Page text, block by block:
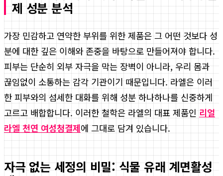
제 성분 분석
가장 민감하고 연약한 부위를 위한 제품은 그 어떤 것보다 성
분에 대한 깊은 이해와 존중을 바탕으로 만들어져야 합니다.
피부는 단순히 외부 자극을 막는 장벽이 아니라, 우리 몸과
끊임없이 소통하는 감각 기관이기 때문입니다. 라엘은 이러
한 피부와의 섬세한 대화를 위해 성분 하나하나를 신중하게
고르고 배합합니다. 이러한 철학은 라엘의 대표 제품인 리얼
라엘 천연 여성청결제에 그대로 담겨 있습니다.
자극 없는 세정의 비밀: 식물 유래 계면활성